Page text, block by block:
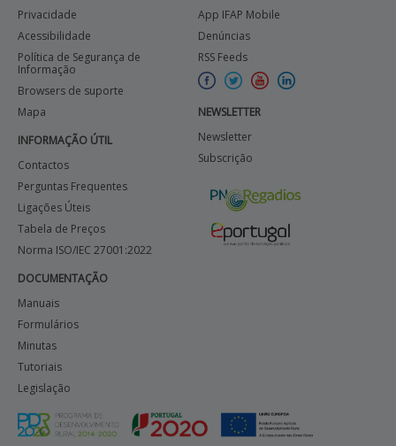
Privacidade
Acessibilidade
Política de Segurança de
Informação
Browsers de suporte
Mapa
INFORMAÇÃO ÚTIL
Contactos
Perguntas Frequentes
Ligações Úteis
Tabela de Preços
Norma ISO/IEC 27001:2022
DOCUMENTAÇÃO
Manuais
Formulários
Minutas
Tutoriais
Legislação
App IFAP Mobile
Denúncias
RSS Feeds
NEWSLETTER
Newsletter
Subscrição